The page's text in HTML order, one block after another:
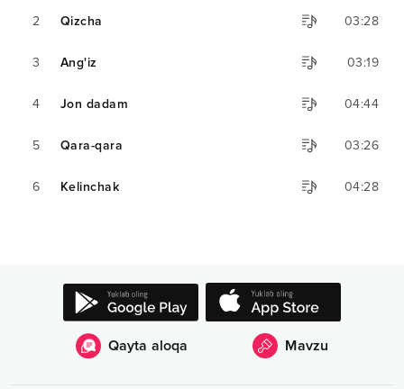
2 Qizcha 03:28
3 Ang'iz 03:19
4 Jon dadam 04:44
5 Qara-qara 03:26
6 Kelinchak 04:28
Qayta aloqa Mavzu